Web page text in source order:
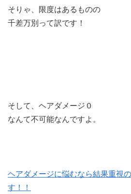
そりゃ、限度はあるものの
千差万別って訳です！
そして、ヘアダメージ０
なんて不可能なんですよ。
ヘアダメージに悩むなら結果重視
す！！